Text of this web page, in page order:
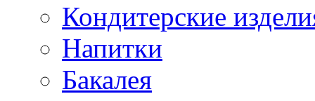
Кондитерские
Напитки
Бакалея